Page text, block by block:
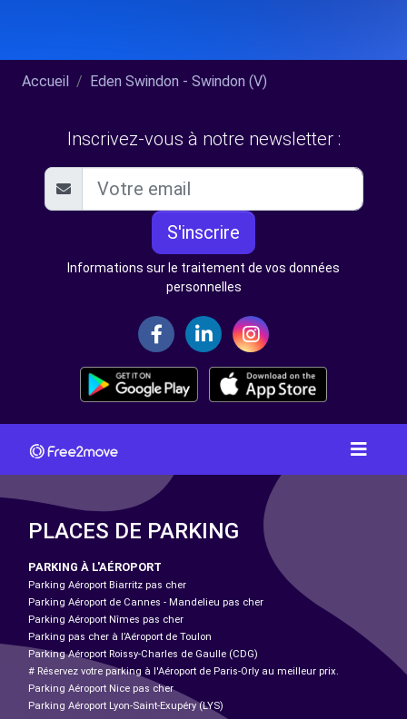
Accueil Eden Swindon - Swindon (V)
Inscrivez-vous à notre newsletter :
S'inscrire
Informations sur le traitement de vos données
personnelles
PLACES DE PARKING
PARKING À L'AÉROPORT
Parking Aéroport Biarritz pas cher
Parking Aéroport de Cannes - Mandelieu pas cher
Parking Aéroport Nîmes pas cher
Parking pas cher à l’Aéroport de Toulon
Parking Aéroport Roissy-Charles de Gaulle (CDG)
# Réservez votre parking à l'Aéroport de Paris-Orly au meilleur prix.
Parking Aéroport Nice pas cher
Parking Aéroport Lyon-Saint-Exupéry (LYS)